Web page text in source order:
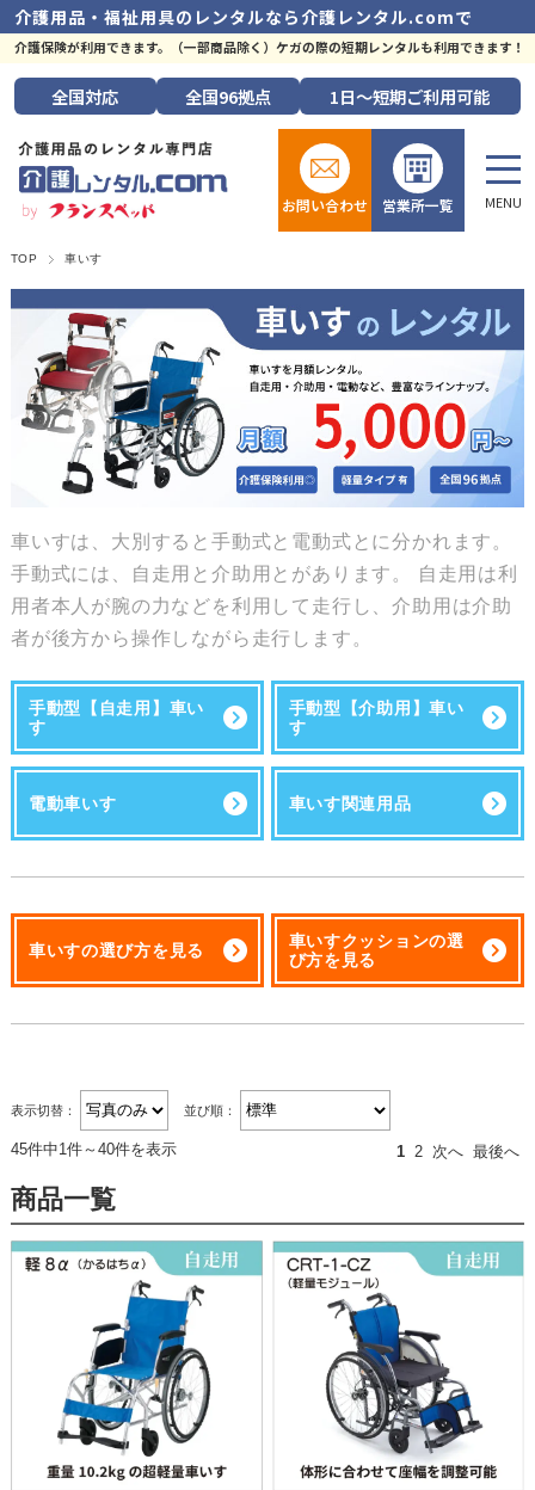
介護用品・福祉用具のレンタルなら 介護レンタル.comで
介護保険が利用できます。（一部商品除く）ケガの際の短期レンタルも利用できます！
全国対応 全国96拠点 1日～短期ご利用可能
お問い合わせ 営業所一覧
TOP 車いす
車いすは、大別すると手動式と電動式とに分かれます。
手動式には、自走用と介助用とがあります。 自走用は利
用者本人が腕の力などを利用して走行し、介助用は介助
者が後方から操作しながら走行します。
手動型【自走用】車い
す
手動型【介助用】車い
す
電動車いす 車いす関連用品
車いすの選び方を見る
車いすクッションの選
び方を見る
表示切替： 並び順：
45件中1件～40件を表示 1 2 次へ 最後へ
商品一覧